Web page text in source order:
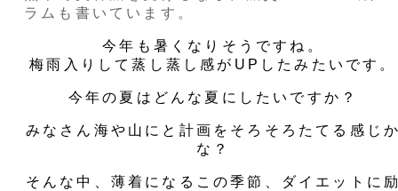
ラムも書いています。
今年も暑くなりそうですね。
梅雨入りして蒸し蒸し感がUPしたみたいです。
今年の夏はどんな夏にしたいですか？
みなさん海や山にと計画をそろそろたてる感じ
な？
そんな中、薄着になるこの季節、ダイエットに